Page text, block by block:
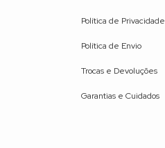
Política de Privacidade
Política de Envio
Trocas e Devoluções
Garantias e Cuidados